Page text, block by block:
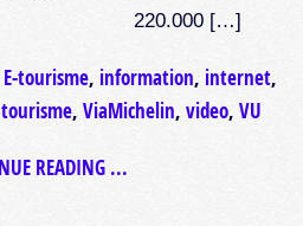
220.000 […]
E-tourisme, information, internet,
tourisme, ViaMichelin, video, VU
READING ...